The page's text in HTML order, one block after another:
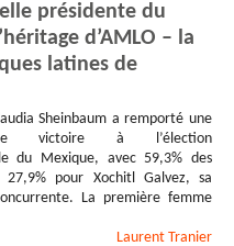
présidente du
d’AMLO – la
latines de
Sheinbaum a remporté une
victoire à l’élection
du Mexique, avec 59,3% des
27,9% pour Xochitl Galvez, sa
La première femme
Laurent Tranier